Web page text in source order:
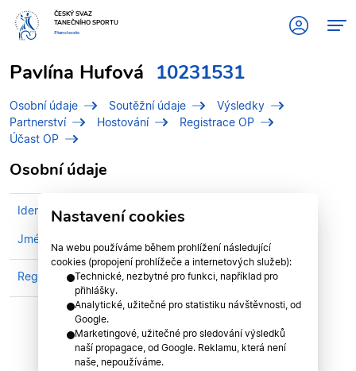
ČESKÝ SVAZ
TANEČNÍHO SPORTU
#tanciscsts
Pavlína Hufová 10231531
Osobní údaje Soutěžní údaje
Výsledky
Partnerství
Hostování
Registrace OP
Účast OP
Osobní údaje
Identifikační číslo (IDT)
Jméno
Registrován v divizi Zlínská divize
Nastavení cookies
Na webu používáme během prohlížení následující
cookies (propojení prohlížeče a internetových služeb):
Technické, nezbytné pro funkci, například pro
přihlášky.
Analytické, užitečné pro statistiku návštěvnosti, od
Google.
Marketingové, užitečné pro sledování výsledků
naší propagace, od Google. Reklamu, která není
naše, nepoužíváme.